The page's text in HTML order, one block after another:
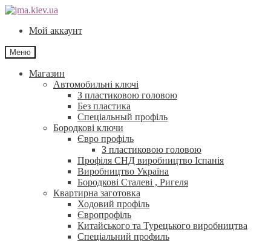
Перейти
навігації
Перейти
контентуМой аккаунт
Меню
Магазин
Автомобильні ключі
З пластиковою головою
Без пластика
Спеціальный профіль
Бородкові ключи
Євро профіль
З пластиковою головою
Профіля СНД виробництво Іспанія
Виробництво Україна
Бородкові Сталеві , Ригеля
Квартирна заготовка
Ходовий профіль
Європрофіль
Китайського та Турецького виробництва
Спеціальний профиль